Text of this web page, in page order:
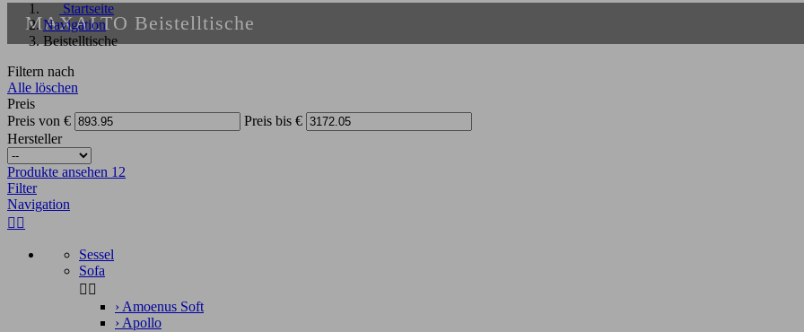
MAXALTO Beistelltische
Startseite
Navigation
Beistelltische
Filtern nach
Alle löschen
Preis
Preis von € Preis bis €
Hersteller
Produkte ansehen 12
Filter
Navigation
 
Sessel
Sofa
 
› Amoenus Soft
› Apollo